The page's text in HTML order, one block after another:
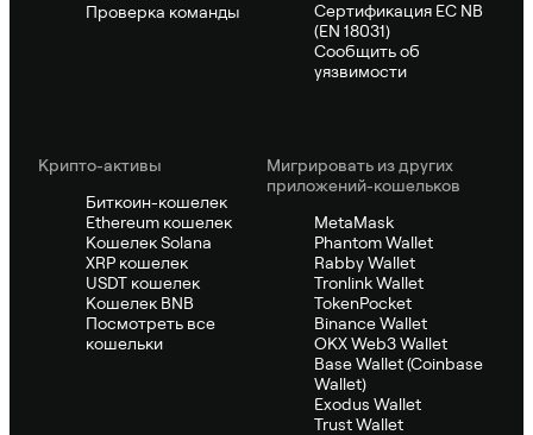
Проверка команды
Сертификация ЕС NB
(EN 18031)
Сообщить об
уязвимости
Крипто-активы
Биткоин-кошелек
Ethereum кошелек
Кошелек Solana
XRP кошелек
USDT кошелек
Кошелек BNB
Посмотреть все
кошельки
Мигрировать из других
приложений-кошельков
MetaMask
Phantom Wallet
Rabby Wallet
Tronlink Wallet
TokenPocket
Binance Wallet
OKX Web3 Wallet
Base Wallet (Coinbase
Wallet)
Exodus Wallet
Trust Wallet